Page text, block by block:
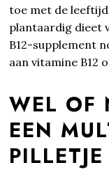
toe met de
plantaardig dieet
B12-supplement
aan vitamine B12
WEL OF
EEN